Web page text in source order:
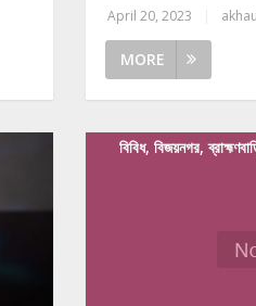
April 20, 2023
MORE
বিবিধ, বিজয়নগর,